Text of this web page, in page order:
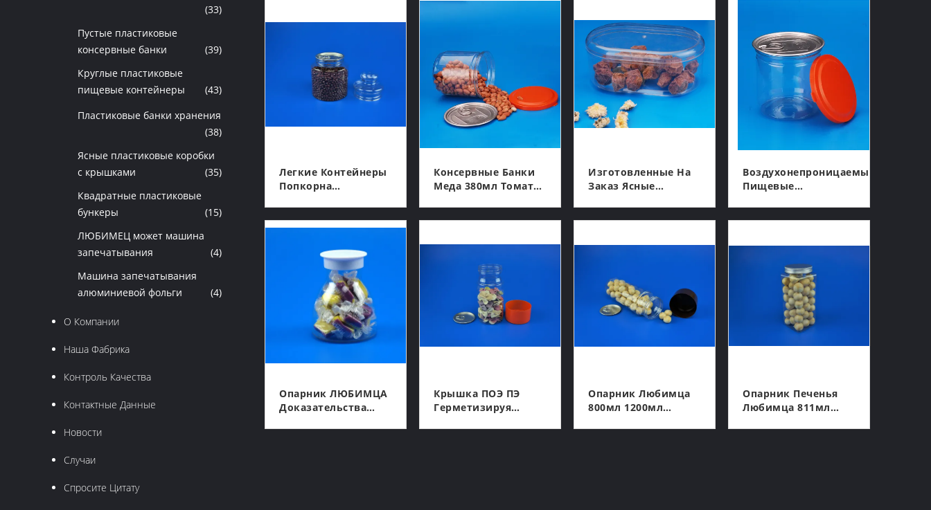
(33)
Пустые пластиковые
консервные банки
(39)
Круглые пластиковые
пищевые контейнеры
(43)
Пластиковые банки хранения
(38)
Ясные пластиковые коробки
с крышками
(35)
Квадратные пластиковые
бункеры
(15)
ЛЮБИМЕЦ может машина
запечатывания
(4)
Машина запечатывания
алюминиевой фольги
(4)
О Компании
Наша Фабрика
Контроль Качества
Контактные Данные
Новости
Случаи
Спросите Цитату
Легкие Контейнеры
Попкорна
Открытого Конца
КОНТАКТ
Консервные Банки
Меда 380мл Томата
Упаковывая
КОНТАКТ
Изготовленные На
Заказ Ясные
КОНТАКТ
Воздухонепроницаемые
Пищевые
КОНТАКТ
Опарник ЛЮБИМЦА
Доказательства
Крышка ПОЭ ПЭ
Герметизируя
Опарник Любимца
800мл 1200мл
Опарник Печенья
Любимца 811мл